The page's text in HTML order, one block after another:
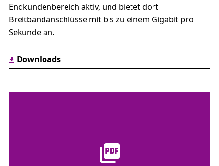
Endkundenbereich aktiv, und bietet dort
Breitbandanschlüsse mit bis zu einem Gigabit pro
Sekunde an.
Downloads